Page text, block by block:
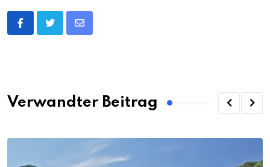
Share
Verwandter Beitrag